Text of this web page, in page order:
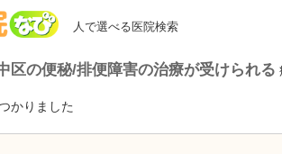
人で選べる医院検索
区の便秘/排便障害の治療が受けられる
かりました